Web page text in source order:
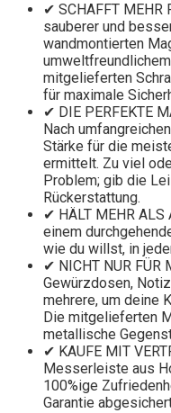
✔ SCHAFFT MEHR
sauberer und
wandmontierten
mitgelieferten
für maximale
✔ DIE PERFEKTE
Nach
Stärke für die
ermittelt. Zu viel
Problem; gib die
Rückerstattung.
✔ HÄLT MEHR ALS
einem
wie du willst, in
✔ NICHT NUR FÜR
Gewürzdosen,
mehrere, um deine
Die mitgelieferten
metallische
✔ KAUFE MIT
Messerleiste aus
100%ige
Garantie